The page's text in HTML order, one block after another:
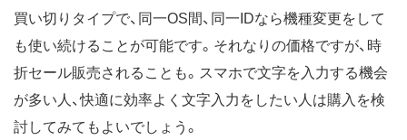
買い切りタイプで、同一OS間、同一IDなら機種変更をして
も使い続けることが可能です。それなりの価格ですが、時
折セール販売されることも。スマホで文字を入力する機会
が多い人、快適に効率よく文字入力をしたい人は購入を検
討してみてもよいでしょう。